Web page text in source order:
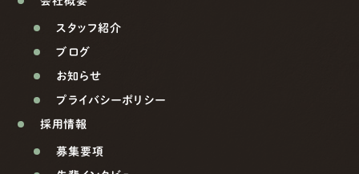
スタッフ紹介
ブログ
お知らせ
プライバシーポリシー
採用情報
募集要項